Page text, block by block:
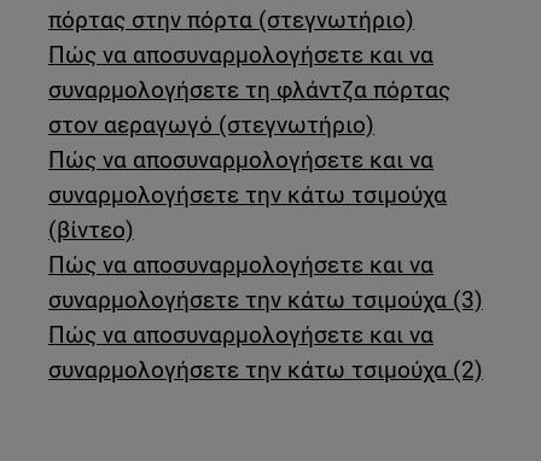
πόρτας στην πόρτα (στεγνωτήριο)
Πώς να αποσυναρμολογήσετε και να
συναρμολογήσετε τη φλάντζα πόρτας
στον αεραγωγό (στεγνωτήριο)
Πώς να αποσυναρμολογήσετε και να
συναρμολογήσετε την κάτω τσιμούχα
(βίντεο)
Πώς να αποσυναρμολογήσετε και να
συναρμολογήσετε την κάτω τσιμούχα (3)
Πώς να αποσυναρμολογήσετε και να
συναρμολογήσετε την κάτω τσιμούχα (2)